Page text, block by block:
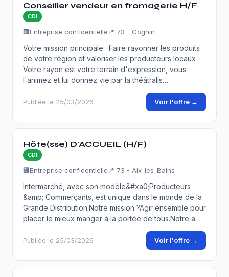
Conseiller vendeur en fromagerie H/F
CDI
🏢Entreprise confidentielle 📍 73 - Cognin
Votre mission principale : Faire rayonner les produits
de votre région et valoriser les producteurs locaux
Votre rayon est votre terrain d'expression, vous
l'animez et lui donnez vie par la théâtralis…
Publiée le 25/03/2026 Voir l'offre →
Hôte(sse) D'ACCUEIL (H/F)
CDI
🏢Entreprise confidentielle 📍 73 - Aix-les-Bains
Intermarché, avec son modèle&#xa0;Producteurs
&amp; Commerçants, est unique dans le monde de la
Grande Distribution.Notre mission ?Agir ensemble pour
placer le mieux manger à la portée de tous.Notre a…
Publiée le 25/03/2026 Voir l'offre →